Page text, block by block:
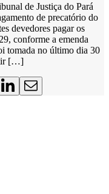
de Justiça do Pará
de precatório do
devedores pagar os
conforme a emenda
tomada no último dia 30
[…]